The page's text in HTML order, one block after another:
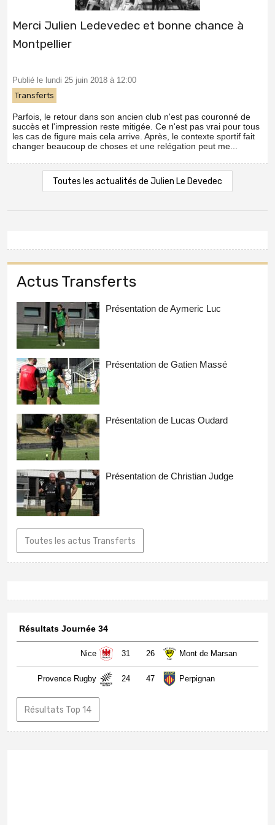
Merci Julien Ledevedec et bonne chance à
Montpellier
Publié le lundi 25 juin 2018 à 12:00
Transferts
Parfois, le retour dans son ancien club n'est pas couronné de
succès et l'impression reste mitigée. Ce n'est pas vrai pour tous
les cas de figure mais cela arrive. Après, le contexte sportif fait
changer beaucoup de choses et une relégation peut me...
Toutes les actualités de Julien Le Devedec
Actus Transferts
Présentation de Aymeric Luc
Présentation de Gatien Massé
Présentation de Lucas Oudard
Présentation de Christian Judge
Toutes les actus Transferts
Résultats Journée 34
Nice 31 26 Mont de Marsan
Provence Rugby 24 47 Perpignan
Résultats Top 14